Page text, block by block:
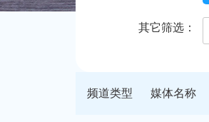
其它筛选：
频道类型 媒体名称